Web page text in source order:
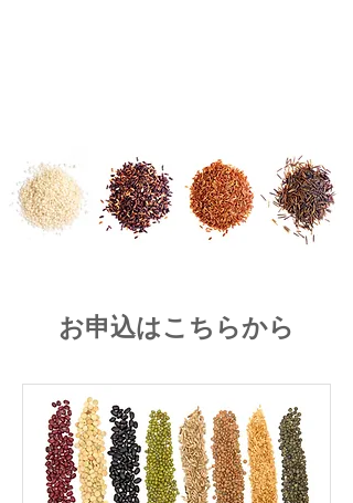
お申込はこちらから